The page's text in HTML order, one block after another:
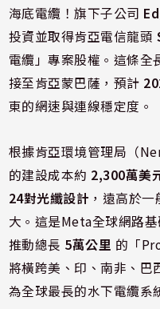
海底電纜！旗下子公司
投資並取得肯亞電信龍頭
電纜」專案股權。這條全
接至肯亞蒙巴薩，預計
東的網速與連線穩定度。
根據肯亞環境管理局（
的建設成本約 2,300萬美
24對光纖設計 ，遠高於
大。這是Meta全球網路
推動總長 5萬公里 的「
將橫跨美、印、南非、巴
為全球最長的水下電纜系